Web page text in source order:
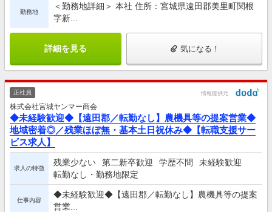
勤務地
＜勤務地詳細＞ 本社 住所：宮城県遠田郡美里町関根
字新...
詳細を見る 気になる！
正社員 情報提供元
株式会社宮城ヤンマー商会
◆未経験歓迎◆【遠田郡／転勤なし】農機具等の提案営業◆
地域密着◎／残業ほぼ無・基本土日祝休み◆【転職支援サー
ビス求人】
求人の特徴
残業少ない 第二新卒歓迎 学歴不問
未経験歓迎
転勤なし・勤務地限定
仕事内容
◆未経験歓迎◆【遠田郡／転勤なし】農機具等の提案
営業...